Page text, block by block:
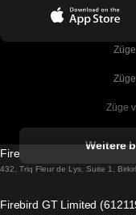
Züge
Weitere
Firebird GT Limited (OC
432, Triq Fleur de Lys, Suite 1,
Firebird GT Limited